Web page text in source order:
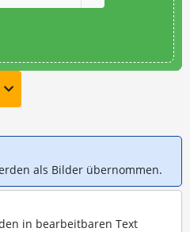
als Bilder übernommen.
in bearbeitbaren Text